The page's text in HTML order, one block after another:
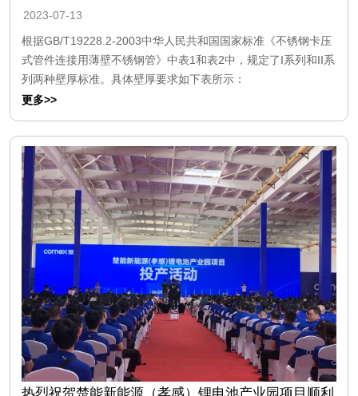
2023-07-13
根据GB/T19228.2-2003中华人民共和国国家标准《不锈钢卡压
式管件连接用薄壁不锈钢管》中表1和表2中，规定了I系列和II系
列两种壁厚标准。具体壁厚要求如下表所示：
更多>>